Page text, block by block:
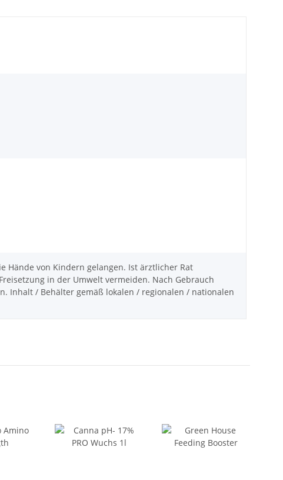
Hände von Kindern gelangen. Ist ärztlicher Rat
in der Umwelt vermeiden. Nach Gebrauch
Inhalt / Behälter gemäß lokalen / regionalen / nationalen